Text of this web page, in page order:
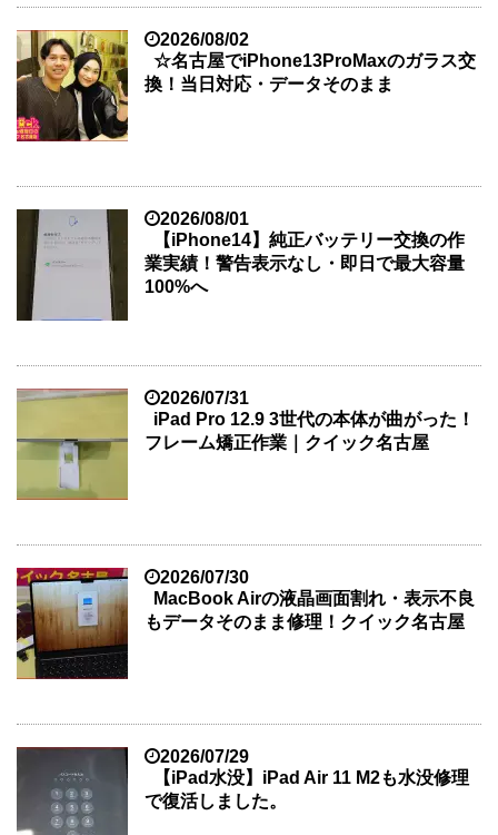
2026/08/02
☆名古屋でiPhone13ProMaxのガラス交
換！当日対応・データそのまま
2026/08/01
【iPhone14】純正バッテリー交換の作
業実績！警告表示なし・即日で最大容量
100%へ
2026/07/31
iPad Pro 12.9 3世代の本体が曲がった！
フレーム矯正作業｜クイック名古屋
2026/07/30
MacBook Airの液晶画面割れ・表示不良
もデータそのまま修理！クイック名古屋
2026/07/29
【iPad水没】iPad Air 11 M2も水没修理
で復活しました。